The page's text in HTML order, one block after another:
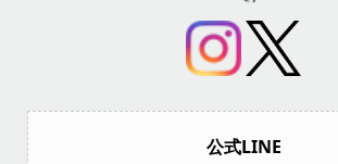
公式LINE